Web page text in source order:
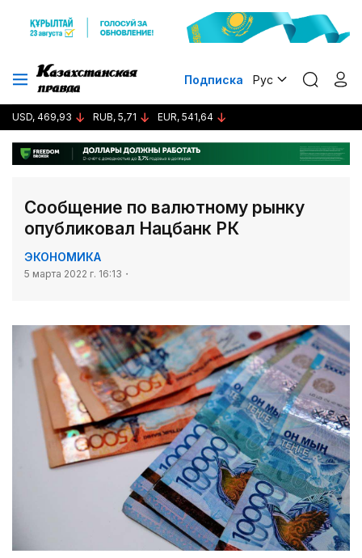
Подписка Рус
USD, 469,93 RUB, 5,71 EUR, 541,64
Сообщение по валютному рынку
опубликовал Нацбанк РК
ЭКОНОМИКА
5 марта 2022 г. 16:13